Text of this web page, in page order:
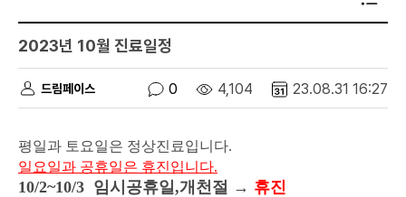
2023년 10월 진료일정
드림페이스 0 4,104 23.08.31 16:27
평일과 토요일은 정상진료입니다.
일요일과 공휴일은 휴진입니다.
10/2~10/3 임시공휴일,개천절 → 휴진